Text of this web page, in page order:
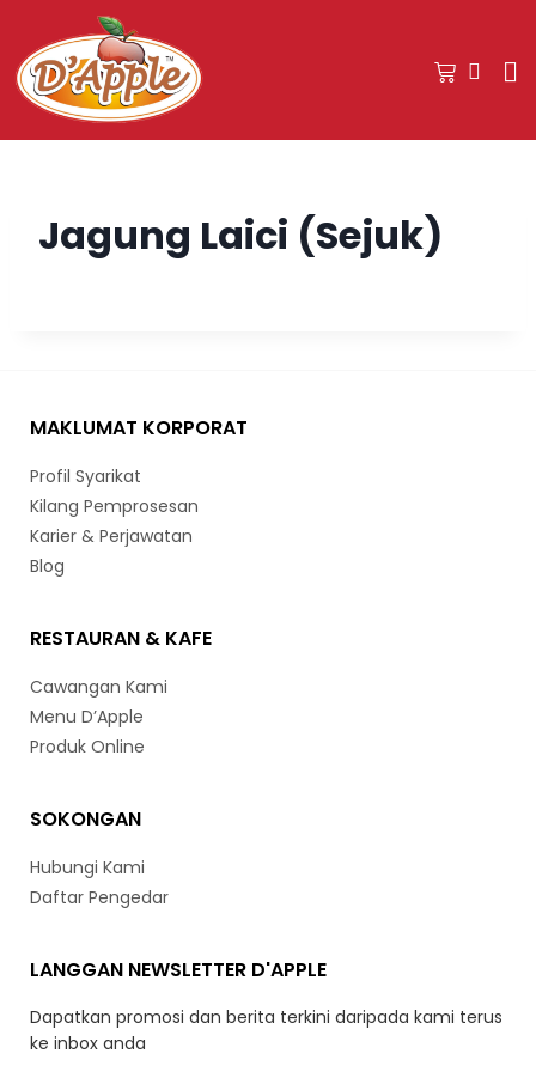
Jagung Laici (Sejuk)
MAKLUMAT KORPORAT
Profil Syarikat
Kilang Pemprosesan
Karier & Perjawatan
Blog
RESTAURAN & KAFE
Cawangan Kami
Menu D’Apple
Produk Online
SOKONGAN
Hubungi Kami
Daftar Pengedar
LANGGAN NEWSLETTER D'APPLE
Dapatkan promosi dan berita terkini daripada kami terus
ke inbox anda